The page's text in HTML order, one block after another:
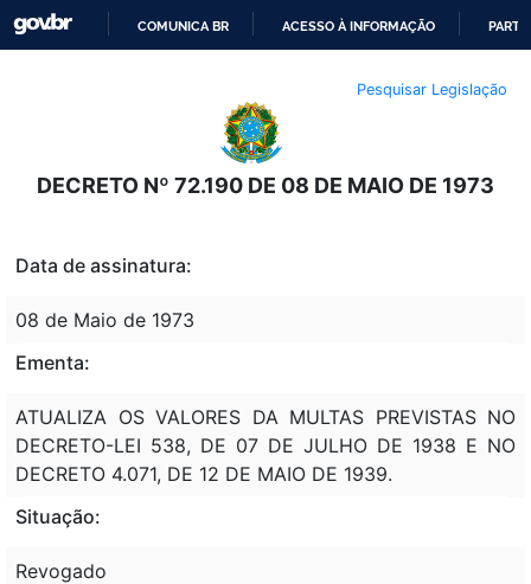
O
CONTEÚDO
COMUNICA BR ACESSO À INFORMAÇÃO
Pesquisar Legislação
DECRETO Nº 72.190 DE 08 DE MAIO DE 1973
Data de assinatura:
08 de Maio de 1973
Ementa:
ATUALIZA OS VALORES DA MULTAS PREVISTAS NO
DECRETO-LEI 538, DE 07 DE JULHO DE 1938 E NO
DECRETO 4.071, DE 12 DE MAIO DE 1939.
Situação:
Revogado